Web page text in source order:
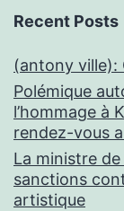
Recent Posts
(antony ville):
Polémique
l’hommage à
rendez-vous
La ministre
sanctions
artistique